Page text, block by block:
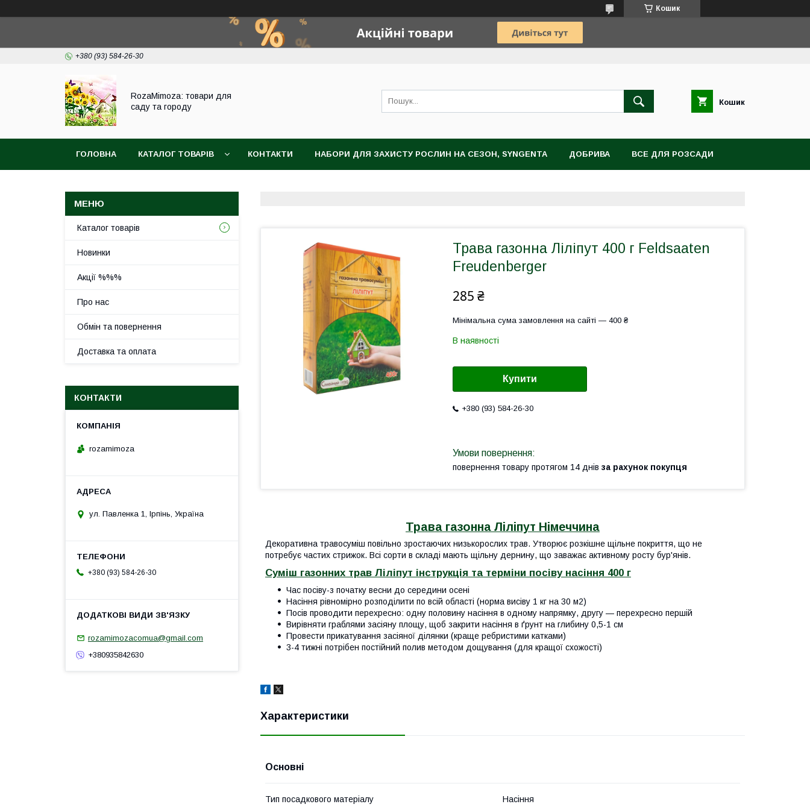
Кошик
+380 (93) 584-26-30
RozaMimoza: товари для
саду та городу
Кошик
ГОЛОВНА КАТАЛОГ ТОВАРІВ КОНТАКТИ НАБОРИ ДЛЯ ЗАХИСТУ РОСЛИН НА СЕЗОН, SYNGENTA ДОБРИВА ВСЕ ДЛЯ РОЗСАДИ
Трава газонна Ліліпут 400 г Feldsaaten
Freudenberger
285 ₴
Мінімальна сума замовлення на сайті — 400 ₴
В наявності
Купити
+380 (93) 584-26-30
повернення товару протягом 14 днів за рахунок покупця
Трава газонна Ліліпут Німеччина
Декоративна травосуміш повільно зростаючих низькорослих трав. Утворює розкішне щільне покриття, що не
потребує частих стрижок. Всі сорти в складі мають щільну дернину, що заважає активному росту бур'янів.
Суміш газонних трав Ліліпут інструкція та терміни посіву насіння 400 г
Час посіву-з початку весни до середини осені
Насіння рівномірно розподілити по всій області (норма висіву 1 кг на 30 м2)
Посів проводити перехресно: одну половину насіння в одному напрямку, другу — перехресно першій
Вирівняти граблями засіяну площу, щоб закрити насіння в ґрунт на глибину 0,5-1 см
Провести прикатування засіяної ділянки (краще ребристими катками)
3-4 тижні потрібен постійний полив методом дощування (для кращої схожості)
Характеристики
Основні
Тип посадкового матеріалу Насіння
Каталог товарів
Новинки
Акції %%%
Про нас
Обмін та повернення
Доставка та оплата
КОНТАКТИ
rozamimoza
ул. Павленка 1, Ірпінь, Україна
+380 (93) 584-26-30
rozamimozacomua@gmail.com
+380935842630